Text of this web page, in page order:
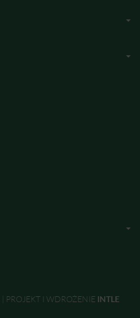
PROJEKT I WDROŻENIE INTLE